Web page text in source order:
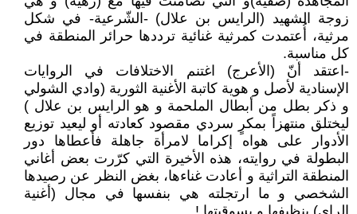
زوجة الشهيد (الرايس بن علال) -الشّرعية- في شكل
مرثية، أُعتمدت كمرثية غنائية ترددها حرائر المنطقة في
كل مناسبة.
-اعتقد أنّ (الأعرج) اغتنم الاختلافات في الروايات
الإسنادية لأصل و هوية كاتبة الأغنية الثورية (وادي الشولي
و ذكر بطل من أبطال الملحمة و هو الرايس بن علال )
ليختلق منتهزاً بمكرٍ سردي مقصود كعادته أو ليعيد توزيع
الأدوار على هواه إكراما لامرأة جاهلة فأعطاها دور
البطولة في روايته، هذه الأخيرة التي كرّرت بعض أغاني
المنطقة التراثية و أعادت غناءها، بغض النظر عن رصيدها
الشخصي و ما ارتجلته هي بنفسها في مجال (أغنية